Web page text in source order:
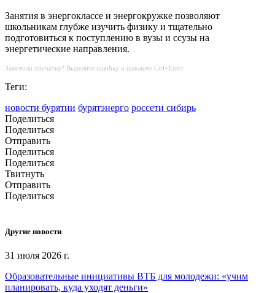
Занятия в энергоклассе и энергокружке позволяют
школьникам глубже изучить физику и тщательно
подготовиться к поступлению в вузы и ссузы на
энергетические направления.
Заметили опечатку? Выделите ошибку и нажмите Ctrl+Enter.
Теги:
новости бурятии бурятэнерго россети сибирь
Поделиться
Поделиться
Отправить
Поделиться
Поделиться
Твитнуть
Отправить
Поделиться
Другие новости
31 июля 2026 г.
Образовательные инициативы ВТБ для молодежи: «учим
планировать, куда уходят деньги»